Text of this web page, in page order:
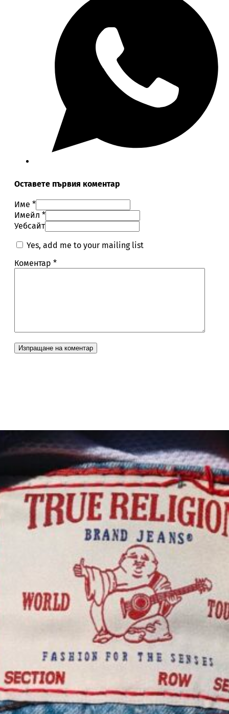
Оставете първия коментар
Име *
Имейл *
Уебсайт
Yes, add me to your mailing list
Коментар *